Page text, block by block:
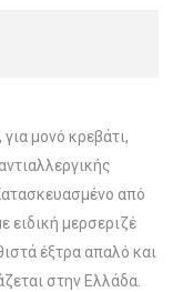
μονό κρεβάτι,
από
ειδική μερσεριζέ
έξτρα απαλό και
στην Ελλάδα.